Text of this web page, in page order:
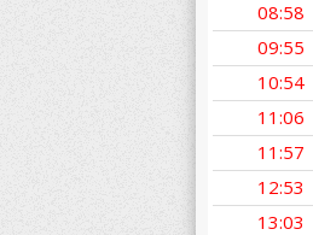
08:58
09:55
10:54
11:06
11:57
12:53
13:03